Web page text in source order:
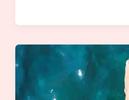
und
Anwendungstipps